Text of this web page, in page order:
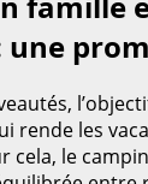
rende les
cela, le